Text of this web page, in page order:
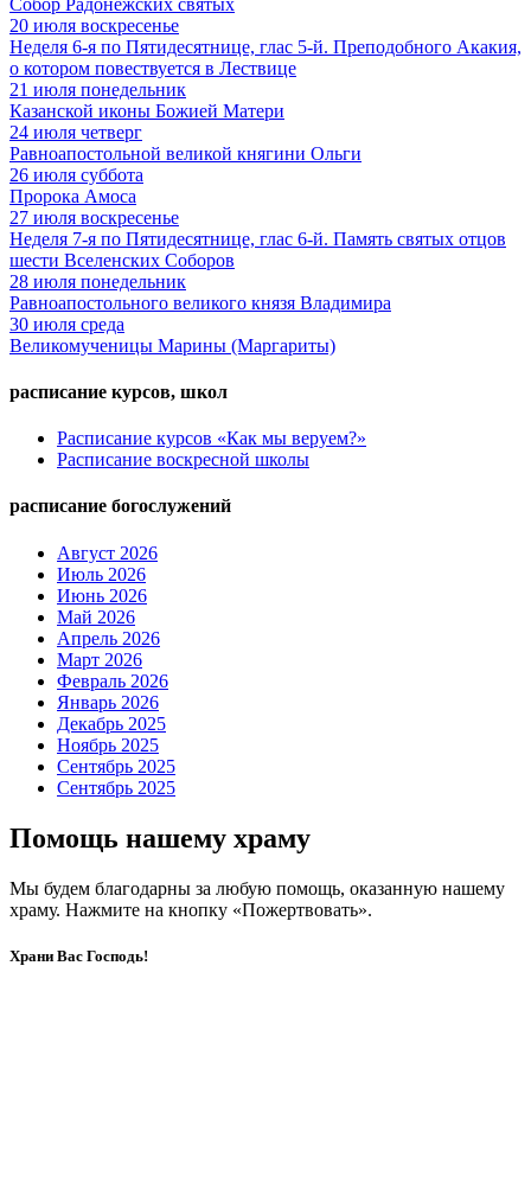
20 июля воскресенье
Неделя 6-я по Пятидесятнице, глас 5-й. Преподобного Акакия,
о котором повествуется в Лествице
21 июля понедельник
Казанской иконы Божией Матери
24 июля четверг
Равноапостольной великой княгини Ольги
26 июля суббота
Пророка Амоса
27 июля воскресенье
Неделя 7-я по Пятидесятнице, глас 6-й. Память святых отцов
шести Вселенских Соборов
28 июля понедельник
Равноапостольного великого князя Владимира
30 июля среда
Великомученицы Марины (Маргариты)
расписание курсов, школ
Расписание курсов «Как мы веруем?»
Расписание воскресной школы
расписание богослужений
Август 2026
Июль 2026
Июнь 2026
Май 2026
Апрель 2026
Март 2026
Февраль 2026
Январь 2026
Декабрь 2025
Ноябрь 2025
Сентябрь 2025
Сентябрь 2025
Помощь нашему храму
Мы будем благодарны за любую помощь, оказанную нашему
храму. Нажмите на кнопку «Пожертвовать».
Храни Вас Господь!